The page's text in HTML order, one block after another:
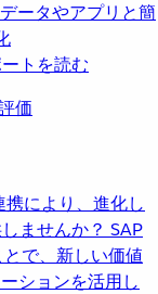
データやアプリと簡
価
により、進化し
ませんか？ SAP
で、新しい価値
ションを活用し